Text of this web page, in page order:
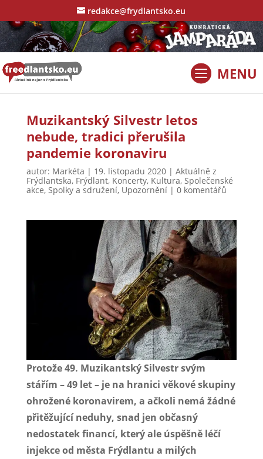
redakce@frydlantsko.eu
Muzikantský Silvestr letos
nebude, tradici přerušila
pandemie koronaviru
autor: Markéta | 19. listopadu 2020| Aktuálně z
Frýdlantska, Frýdlant, Koncerty, Kultura, Společenské
akce, Spolky a sdružení, Upozornění| 0 komentářů
Protože 49. Muzikantský Silvestr svým
stářím – 49 let – je na hranici věkové skupiny
ohrožené koronavirem, a ačkoli nemá žádné
přitěžující neduhy, snad jen občasný
nedostatek financí, který ale úspěšně léčí
injekce od města Frýdlantu a milých